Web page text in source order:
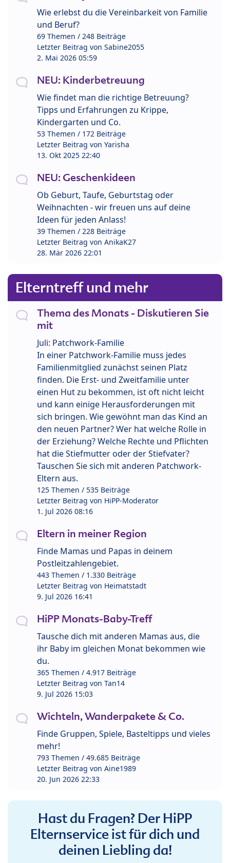
Wie erlebst du die Vereinbarkeit von Familie
und Beruf?
69 Themen / 248 Beiträge
Letzter Beitrag von Sabine2055
2. Mai 2026 05:59
NEU: Kinderbetreuung
Wie findet man die richtige Betreuung?
Tipps und Erfahrungen zu Krippe,
Kindergarten und Co.
53 Themen / 172 Beiträge
Letzter Beitrag von Yarisha
13. Okt 2025 22:40
NEU: Geschenkideen
Ob Geburt, Taufe, Geburtstag oder
Weihnachten - wir freuen uns auf deine
Ideen für jeden Anlass!
39 Themen / 228 Beiträge
Letzter Beitrag von AnikaK27
28. Mär 2026 22:01
Elterntreff und mehr
Thema des Monats - Diskutieren Sie
mit
Juli: Patchwork-Familie
In einer Patchwork-Familie muss jedes
Familienmitglied zunächst seinen Platz
finden. Die Erst- und Zweitfamilie unter
einen Hut zu bekommen, ist oft nicht leicht
und kann einige Herausforderungen mit
sich bringen. Wie gewöhnt man das Kind an
den neuen Partner? Wer hat welche Rolle in
der Erziehung? Welche Rechte und Pflichten
hat die Stiefmutter oder der Stiefvater?
Tauschen Sie sich mit anderen Patchwork-
Eltern aus.
125 Themen / 535 Beiträge
Letzter Beitrag von HiPP-Moderator
1. Jul 2026 08:16
Eltern in meiner Region
Finde Mamas und Papas in deinem
Postleitzahlengebiet.
443 Themen / 1.330 Beiträge
Letzter Beitrag von Heimatstadt
9. Jul 2026 16:41
HiPP Monats-Baby-Treff
Tausche dich mit anderen Mamas aus, die
ihr Baby im gleichen Monat bekommen wie
du.
365 Themen / 4.917 Beiträge
Letzter Beitrag von Tan14
9. Jul 2026 15:03
Wichteln, Wanderpakete & Co.
Finde Gruppen, Spiele, Basteltipps und vieles
mehr!
793 Themen / 49.685 Beiträge
Letzter Beitrag von Aine1989
20. Jun 2026 22:33
Hast du Fragen? Der HiPP
Elternservice ist für dich und
deinen Liebling da!